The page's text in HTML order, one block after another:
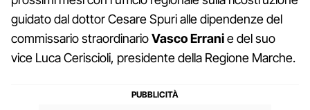
guidato dal dottor Cesare Spuri alle dipendenze del
commissario straordinarioVasco Erranie del suo
vice Luca Ceriscioli, presidente della Regione Marche.